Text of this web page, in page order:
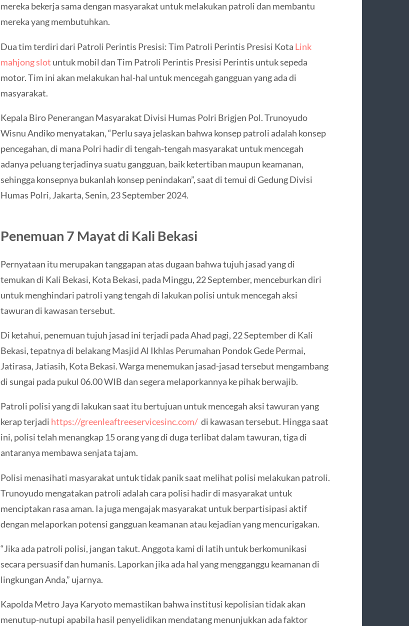
mereka bekerja sama dengan masyarakat untuk melakukan patroli dan membantu
mereka yang membutuhkan.
Dua tim terdiri dari Patroli Perintis Presisi: Tim Patroli Perintis Presisi Kota Link
mahjong slot untuk mobil dan Tim Patroli Perintis Presisi Perintis untuk sepeda
motor. Tim ini akan melakukan hal-hal untuk mencegah gangguan yang ada di
masyarakat.
Kepala Biro Penerangan Masyarakat Divisi Humas Polri Brigjen Pol. Trunoyudo
Wisnu Andiko menyatakan, “Perlu saya jelaskan bahwa konsep patroli adalah konsep
pencegahan, di mana Polri hadir di tengah-tengah masyarakat untuk mencegah
adanya peluang terjadinya suatu gangguan, baik ketertiban maupun keamanan,
sehingga konsepnya bukanlah konsep penindakan”, saat di temui di Gedung Divisi
Humas Polri, Jakarta, Senin, 23 September 2024.
Penemuan 7 Mayat di Kali Bekasi
Pernyataan itu merupakan tanggapan atas dugaan bahwa tujuh jasad yang di
temukan di Kali Bekasi, Kota Bekasi, pada Minggu, 22 September, menceburkan diri
untuk menghindari patroli yang tengah di lakukan polisi untuk mencegah aksi
tawuran di kawasan tersebut.
Di ketahui, penemuan tujuh jasad ini terjadi pada Ahad pagi, 22 September di Kali
Bekasi, tepatnya di belakang Masjid Al Ikhlas Perumahan Pondok Gede Permai,
Jatirasa, Jatiasih, Kota Bekasi. Warga menemukan jasad-jasad tersebut mengambang
di sungai pada pukul 06.00 WIB dan segera melaporkannya ke pihak berwajib.
Patroli polisi yang di lakukan saat itu bertujuan untuk mencegah aksi tawuran yang
kerap terjadi https://greenleaftreeservicesinc.com/di kawasan tersebut. Hingga saat
ini, polisi telah menangkap 15 orang yang di duga terlibat dalam tawuran, tiga di
antaranya membawa senjata tajam.
Polisi menasihati masyarakat untuk tidak panik saat melihat polisi melakukan patroli.
Trunoyudo mengatakan patroli adalah cara polisi hadir di masyarakat untuk
menciptakan rasa aman. Ia juga mengajak masyarakat untuk berpartisipasi aktif
dengan melaporkan potensi gangguan keamanan atau kejadian yang mencurigakan.
“Jika ada patroli polisi, jangan takut. Anggota kami di latih untuk berkomunikasi
secara persuasif dan humanis. Laporkan jika ada hal yang mengganggu keamanan di
lingkungan Anda,” ujarnya.
Kapolda Metro Jaya Karyoto memastikan bahwa institusi kepolisian tidak akan
menutup-nutupi apabila hasil penyelidikan mendatang menunjukkan ada faktor